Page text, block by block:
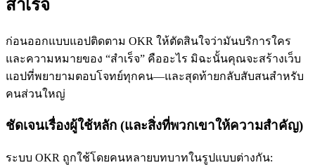
สำเร็จ
ก่อนออกแบบแอปติดตาม OKR ให้ตัดสินใจว่ามันบริการใคร
และความหมายของ “สำเร็จ” คืออะไร มิฉะนั้นคุณจะสร้างเว็บ
แอปที่พยายามตอบโจทย์ทุกคน—และสุดท้ายกลับสับสนสำหรับ
คนส่วนใหญ่
ชัดเจนเรื่องผู้ใช้หลัก (และสิ่งที่พวกเขาให้ความสำคัญ)
ระบบ OKR ถูกใช้โดยคนหลายบทบาทในรูปแบบต่างกัน: